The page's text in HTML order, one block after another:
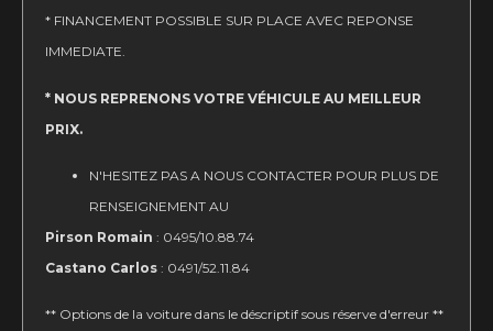
* FINANCEMENT POSSIBLE SUR PLACE AVEC REPONSE
IMMEDIATE.
* NOUS REPRENONS VOTRE VÉHICULE AU MEILLEUR
PRIX.
N'HESITEZ PAS A NOUS CONTACTER POUR PLUS DE
RENSEIGNEMENT AU
Pirson Romain : 0495/10.88.74
Castano Carlos : 0491/52.11.84
** Options de la voiture dans le déscriptif sous réserve d'erreur **